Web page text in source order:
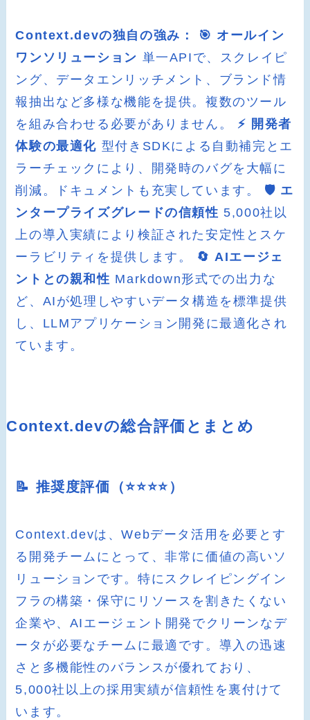
Context.devの独自の強み：
🎯 オールイン
ワンソリューション 単一APIで、スクレイピ
ング、データエンリッチメント、ブランド情
報抽出など多様な機能を提供。複数のツール
を組み合わせる必要がありません。
⚡ 開発者
体験の最適化 型付きSDKによる自動補完とエ
ラーチェックにより、開発時のバグを大幅に
削減。ドキュメントも充実しています。 🛡️ エ
ンタープライズグレードの信頼性 5,000社以
上の導入実績により検証された安定性とスケ
ーラビリティを提供します。
🔄 AIエージェ
ントとの親和性 Markdown形式での出力な
ど、AIが処理しやすいデータ構造を標準提供
し、LLMアプリケーション開発に最適化され
ています。
Context.devの総合評価とまとめ
📝 推奨度評価（⭐️⭐️⭐️⭐️）
Context.devは、Webデータ活用を必要とす
る開発チームにとって、非常に価値の高いソ
リューションです。特にスクレイピングイン
フラの構築・保守にリソースを割きたくない
企業や、AIエージェント開発でクリーンなデ
ータが必要なチームに最適です。導入の迅速
さと多機能性のバランスが優れており、
5,000社以上の採用実績が信頼性を裏付けて
います。